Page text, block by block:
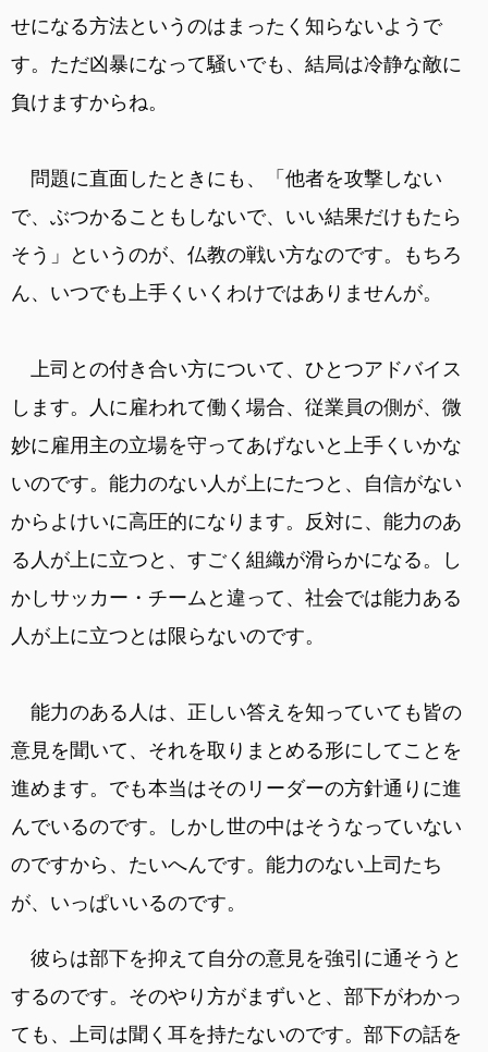
せになる方法というのはまったく知らないようで
す。ただ凶暴になって騒いでも、結局は冷静な敵に
負けますからね。
問題に直面したときにも、「他者を攻撃しない
で、ぶつかることもしないで、いい結果だけもたら
そう」というのが、仏教の戦い方なのです。もちろ
ん、いつでも上手くいくわけではありませんが。
上司との付き合い方について、ひとつアドバイス
します。人に雇われて働く場合、従業員の側が、微
妙に雇用主の立場を守ってあげないと上手くいかな
いのです。能力のない人が上にたつと、自信がない
からよけいに高圧的になります。反対に、能力のあ
る人が上に立つと、すごく組織が滑らかになる。し
かしサッカー・チームと違って、社会では能力ある
人が上に立つとは限らないのです。
能力のある人は、正しい答えを知っていても皆の
意見を聞いて、それを取りまとめる形にしてことを
進めます。でも本当はそのリーダーの方針通りに進
んでいるのです。しかし世の中はそうなっていない
のですから、たいへんです。能力のない上司たち
が、いっぱいいるのです。
彼らは部下を抑えて自分の意見を強引に通そうと
するのです。そのやり方がまずいと、部下がわかっ
ても、上司は聞く耳を持たないのです。部下の話を